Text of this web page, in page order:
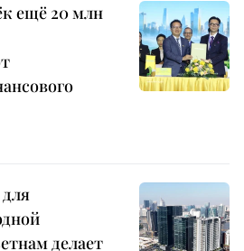
ещё 20 млн
делает